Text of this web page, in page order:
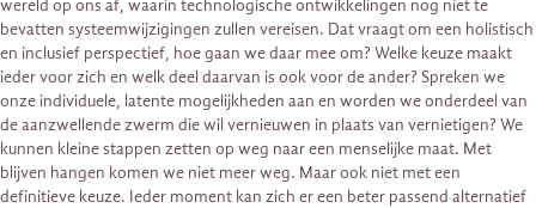
wereld op ons af, waarin technologische ontwikkelingen nog niet te
bevatten systeemwijzigingen zullen vereisen. Dat vraagt om een holistisch
en inclusief perspectief, hoe gaan we daar mee om? Welke keuze maakt
ieder voor zich en welk deel daarvan is ook voor de ander? Spreken we
onze individuele, latente mogelijkheden aan en worden we onderdeel van
de aanzwellende zwerm die wil vernieuwen in plaats van vernietigen? We
kunnen kleine stappen zetten op weg naar een menselijke maat. Met
blijven hangen komen we niet meer weg. Maar ook niet met een
definitieve keuze. Ieder moment kan zich er een beter passend alternatief